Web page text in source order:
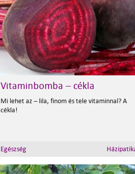
Vitaminbomba – cékla
Mi lehet az – lila, finom és tele vitaminnal? A
cékla!
Egészség